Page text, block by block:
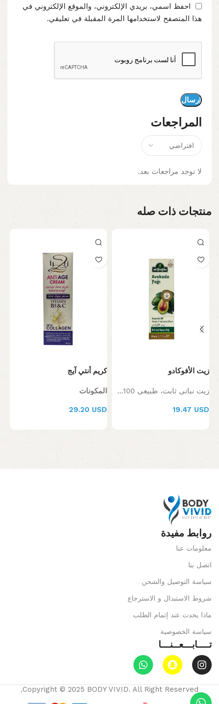
المراجعات
لا توجد مراجعات بعد.
احفظ اسمي، بريدي الإلكتروني، والموقع الإلكتروني في
هذا المتصفح لاستخدامها المرة المقبلة في تعليقي.
منتجات ذات صله
زيت الأفوكادو
زيت نباتي ثابت، طبيعي 100% وخالٍ من أي إضافات كيميائية.
19.47 USD
كريم أنتي آيج
المكونات
29.20 USD
روابط مفيدة
معلومات عنا
اتصل بنا
سياسة التوصيل والشحن
شروط الاستبدال و الاسترجاع
ماذا يحدث عند إتمام الطلب
سياسة الخصوصية
تــــابـــعــنـــا
Copyright © 2025 BODY VIVID. All Right Reserved.